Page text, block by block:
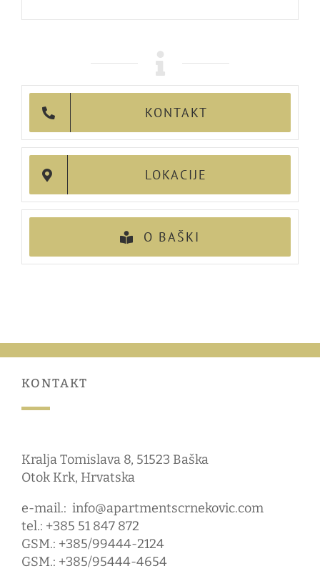
KONTAKT
LOKACIJE
O BAŠKI
KONTAKT
Kralja Tomislava 8, 51523 Baška
Otok Krk, Hrvatska
e-mail.: info@apartmentscrnekovic.com
tel.: +385 51 847 872
GSM.: +385/99444-2124
GSM.: +385/95444-4654